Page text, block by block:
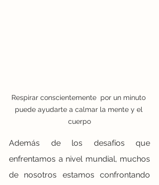
Respirar conscientemente  por un minuto
puede ayudarte a calmar la mente y el
cuerpo
Además de los desafíos que
enfrentamos a nivel mundial, muchos
de nosotros estamos confrontando